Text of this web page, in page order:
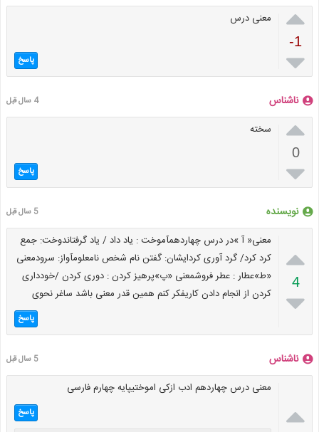

-1

معنی درس
پاسخ
ناشناس 4 سال قبل

0

سخته
پاسخ
نویسنده 5 سال قبل

4

معنی« آ »در درس چهاردهمآموخت : یاد داد / یاد گرفتاندوخت: جمع
کرد کرد/ گرد آوری کردایشان: گفتن نام شخص نامعلومآواز: سرودمعنی
«ط»عطار : عطر فروشمعنی «پ»پرهیز کردن : دوری کردن /خودداری
کردن از انجام دادن کاریفکر کنم همین قدر معنی باشد ساغر نحوی
پاسخ
ناشناس 5 سال قبل

معنی درس چهاردهم ادب ازکی اموختیپایه چهارم فارسی
پاسخ